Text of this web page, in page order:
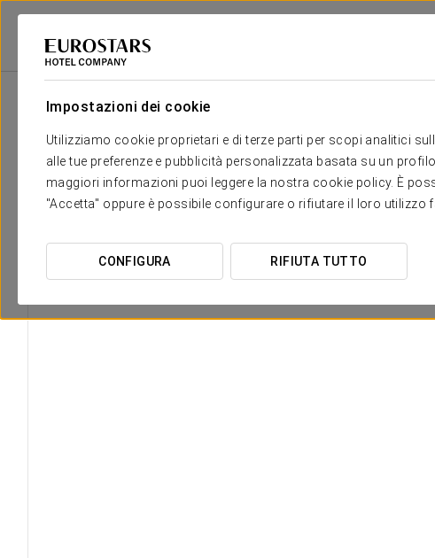
Impostazioni dei cookie
Utilizziamo cookie proprietari e di terze parti per scopi analitici
alle tue preferenze e pubblicità personalizzata basata su un
maggiori informazioni puoi leggere la nostra cookie policy. È
"Accetta" oppure è possibile configurare o rifiutare il loro utilizzo
CONFIGURA RIFIUTA TUTTO
Eurostars Hotel Company